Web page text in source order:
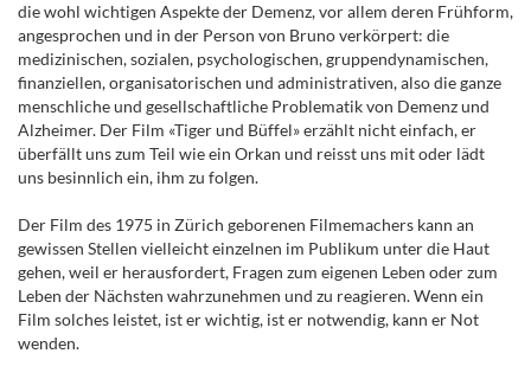
die wohl wichtigen Aspekte der Demenz, vor allem deren Frühform,
angesprochen und in der Person von Bruno verkörpert: die
medizinischen, sozialen, psychologischen, gruppendynamischen,
finanziellen, organisatorischen und administrativen, also die ganze
menschliche und gesellschaftliche Problematik von Demenz und
Alzheimer. Der Film «Tiger und Büffel» erzählt nicht einfach, er
überfällt uns zum Teil wie ein Orkan und reisst uns mit oder lädt
uns besinnlich ein, ihm zu folgen.
Der Film des 1975 in Zürich geborenen Filmemachers kann an
gewissen Stellen vielleicht einzelnen im Publikum unter die Haut
gehen, weil er herausfordert, Fragen zum eigenen Leben oder zum
Leben der Nächsten wahrzunehmen und zu reagieren. Wenn ein
Film solches leistet, ist er wichtig, ist er notwendig, kann er Not
wenden.